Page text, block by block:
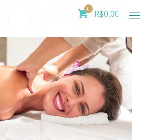
0 R$0,00